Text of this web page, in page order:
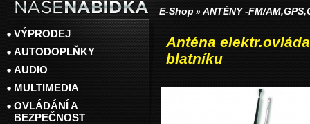
E-Shop » ANTÉNY -FM/
Anténa
blatníku
VÝPRODEJ
AUTODOPLŇKY
AUDIO
MULTIMEDIA
OVLÁDÁNÍ A
BEZPEČNOST